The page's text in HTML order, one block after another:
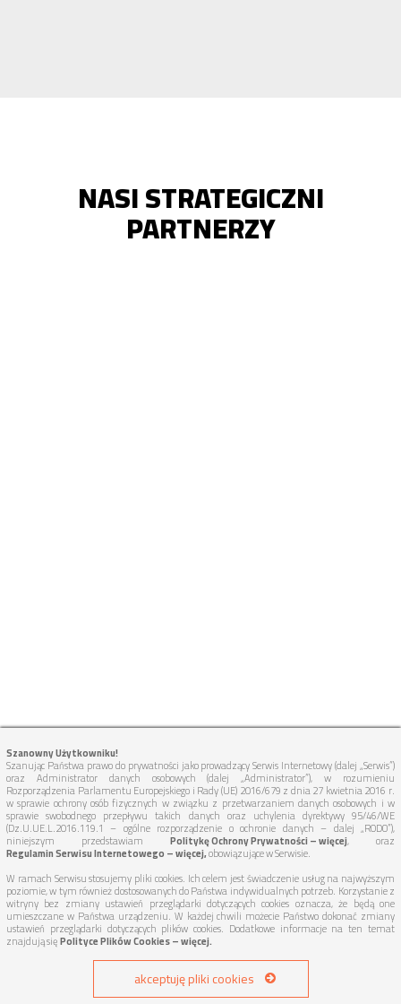
NASI STRATEGICZNI
PARTNERZY
Szanowny Użytkowniku!
Szanując Państwa prawo do prywatności jako prowadzący Serwis Internetowy (dalej „Serwis”)
oraz Administrator danych osobowych (dalej „Administrator”), w rozumieniu
Rozporządzenia Parlamentu Europejskiego i Rady (UE) 2016/679 z dnia 27 kwietnia 2016 r.
w sprawie ochrony osób fizycznych w związku z przetwarzaniem danych osobowych i w
sprawie swobodnego przepływu takich danych oraz uchylenia dyrektywy 95/46/WE
(Dz.U.UE.L.2016.119.1 – ogólne rozporządzenie o ochronie danych – dalej „RODO”),
niniejszym przedstawiam Politykę Ochrony Prywatności – więcej, oraz
Regulamin Serwisu Internetowego – więcej,obowiązujące w Serwisie.
W ramach Serwisu stosujemy pliki cookies. Ich celem jest świadczenie usług na najwyższym
poziomie, w tym również dostosowanych do Państwa indywidualnych potrzeb. Korzystanie z
witryny bez zmiany ustawień przeglądarki dotyczących cookies oznacza, że będą one
umieszczane w Państwa urządzeniu. W każdej chwili możecie Państwo dokonać zmiany
ustawień przeglądarki dotyczących plików cookies. Dodatkowe informacje na ten temat
znajdują sięPolityce Plików Cookies – więcej.
akceptuję pliki cookies